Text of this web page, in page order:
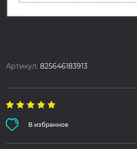
Артикул:825646183913
В избранное